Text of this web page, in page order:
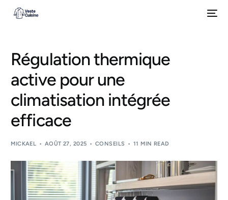
Régulation thermique
active pour une
climatisation intégrée
efficace
MICKAEL AOÛT 27, 2025 CONSEILS 11 MIN READ